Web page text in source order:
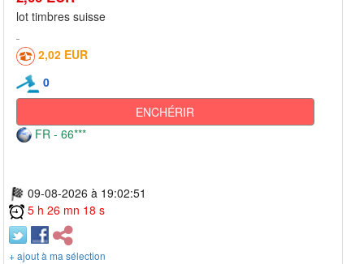
lot timbres suisse
2,02 EUR
0
ENCHÉRIR
FR - 66***
09-08-2026 à 19:02:51
5 h 26 mn 18 s
+ ajout à ma sélection